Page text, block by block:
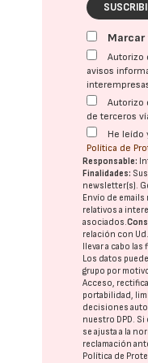
Autorizo
avisos
Autorizo
de terceros
He leído
Política de
Responsable:
Finalidades:
newsletter(s).
Envío de
relativos a
asociados.
relación con
llevar a cabo
Los datos
grupo por
Acceso,
portabilidad,
decisiones
nuestro DPD. Si
se ajusta a la
reclamación
Política de